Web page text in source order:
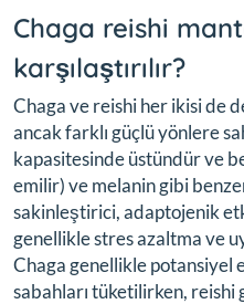
Chaga reishi
karşılaştırılır?
Chaga ve reishi her ikisi de
ancak farklı güçlü yönlere
kapasitesinde üstündür ve
emilir) ve melanin gibi
sakinleştirici, adaptojenik
genellikle stres azaltma ve
Chaga genellikle potansiyel
sabahları tüketilirken,